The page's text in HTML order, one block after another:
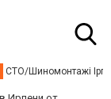
СТО/Шиномонтажі